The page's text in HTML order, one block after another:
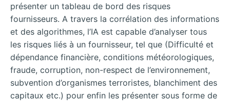
présenter un tableau de bord des risques
fournisseurs. A travers la corrélation des informations
et des algorithmes, l’IA est capable d’analyser tous
les risques liés à un fournisseur, tel que (Difficulté et
dépendance financière, conditions météorologiques,
fraude, corruption, non-respect de l’environnement,
subvention d’organismes terroristes, blanchiment des
capitaux etc.) pour enfin les présenter sous forme de